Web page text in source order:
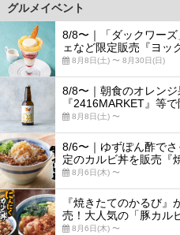
グルメイベント
8/8〜｜「ダックワー
ェなど限定販売『ヨッ
8月8日(土) 〜 8月30日(日)
8/8〜｜朝食のオレン
『2416MARKET』等
8月8日(土) 〜
8/6〜｜ゆずぽん酢で
定のカルビ丼を販売『
8月6日(木) 〜
『焼きたてのかるび
売！大人気の「豚カル
8月6日(木) 〜